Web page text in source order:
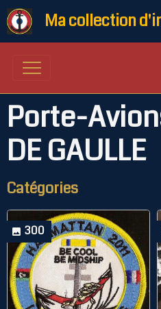
Ma collection
Porte-
DE GAULLE
Catégories
300